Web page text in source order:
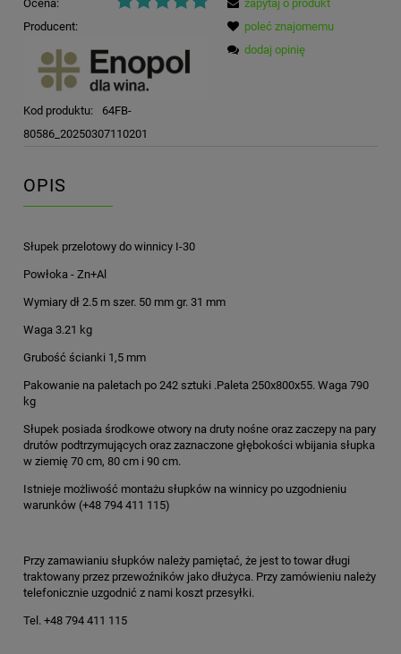
Ocena:
Producent:
Kod produktu:
64FB-
80586_20250307110201
zapytaj o produkt
poleć znajomemu
dodaj opinię
OPIS
Słupek przelotowy do winnicy I-30
Powłoka - Zn+Al
Wymiary dł 2.5 m szer. 50 mm gr. 31 mm
Waga 3.21 kg
Grubość ścianki 1,5 mm
Pakowanie na paletach po 242 sztuki .Paleta 250x800x55. Waga 790
kg
Słupek posiada środkowe otwory na druty nośne oraz zaczepy na pary
drutów podtrzymujących oraz zaznaczone głębokości wbijania słupka
w ziemię 70 cm, 80 cm i 90 cm.
Istnieje możliwość montażu słupków na winnicy po uzgodnieniu
warunków (+48 794 411 115)
Przy zamawianiu słupków należy pamiętać, że jest to towar długi
traktowany przez przewoźników jako dłużyca. Przy zamówieniu należy
telefonicznie uzgodnić z nami koszt przesyłki.
Tel. +48 794 411 115